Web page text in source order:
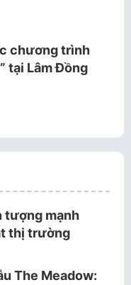
chương trình
tại Lâm Đồng
tượng mạnh
thị trường
The Meadow: